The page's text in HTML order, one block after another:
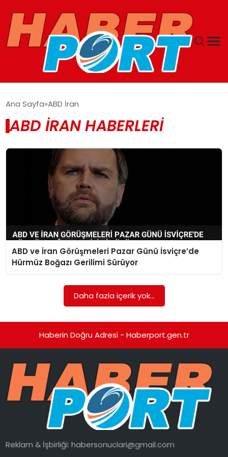
GUNCEL
YAŞAM
MAGAZIN
SPOR
TEKNOLOJI
EKONOMI
Ana Sayfa ABD İran
ABD İRAN HABERLERI
ABD ve İran Görüşmeleri Pazar Günü İsviçre’de
Hürmüz Boğazı Gerilimi Sürüyor
Daha fazla içerik yok...
Haberin Doğru Adresi - Haberport.gen.tr
Reklam & İşbirliği:habersonuclari@gmail.com